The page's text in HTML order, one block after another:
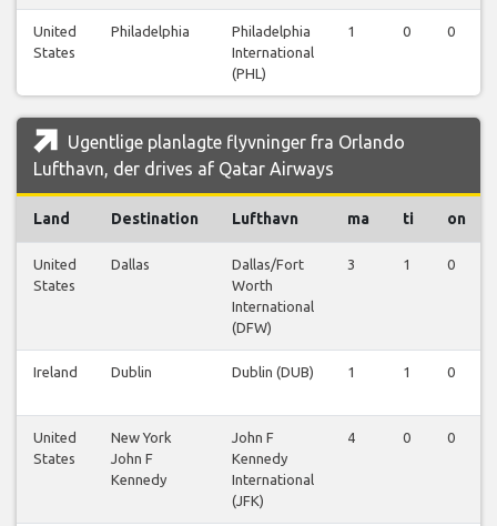
United
States
Philadelphia
Philadelphia
International
(PHL)
1 0 0
Ugentlige planlagte flyvninger fra Orlando
Lufthavn, der drives af Qatar Airways
Land Destination Lufthavn ma ti on
United
States
Dallas
Dallas/Fort
Worth
International
(DFW)
3 1 0
Ireland Dublin Dublin (DUB) 1 1 0
United
States
New York
John F
Kennedy
John F
Kennedy
International
(JFK)
4 0 0